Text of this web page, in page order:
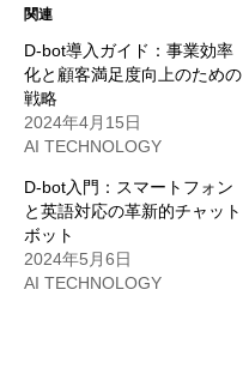
関連
D-bot導入ガイド：事業効率
化と顧客満足度向上のための
戦略
2024年4月15日
AI TECHNOLOGY
D-bot入門：スマートフォン
と英語対応の革新的チャット
ボット
2024年5月6日
AI TECHNOLOGY